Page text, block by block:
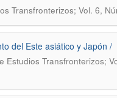
Transfronterizos; Vol. 6,
del Este asiático y Japón /
Estudios Transfronterizos;